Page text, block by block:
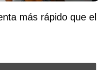
más rápido que el